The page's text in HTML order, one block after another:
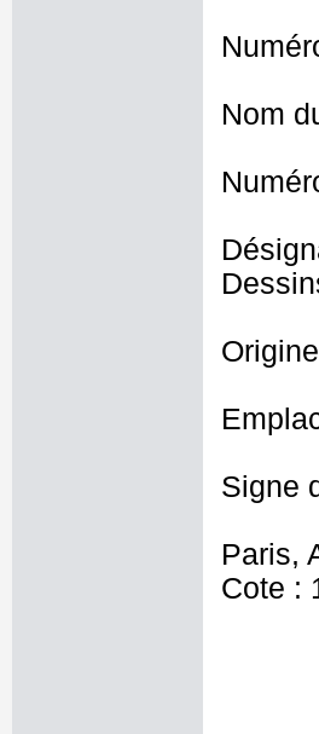
Nom
Signe
Paris,
Cote :